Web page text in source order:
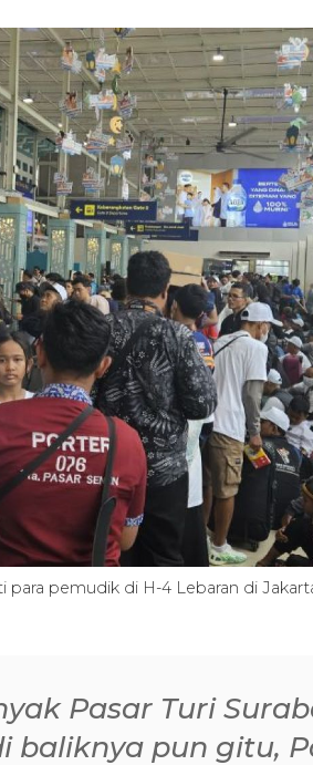
para pemudik di H-4 Lebaran di
Pasar Turi
baliknya pun gitu,